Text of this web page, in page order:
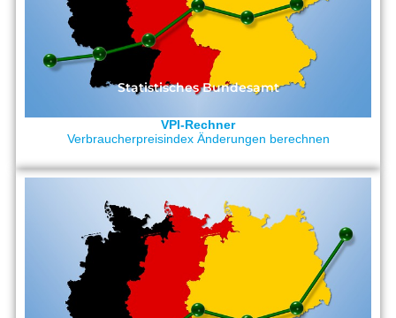
Statistisches Bundesamt
VPI-Rechner
Verbraucherpreisindex Änderungen berechnen